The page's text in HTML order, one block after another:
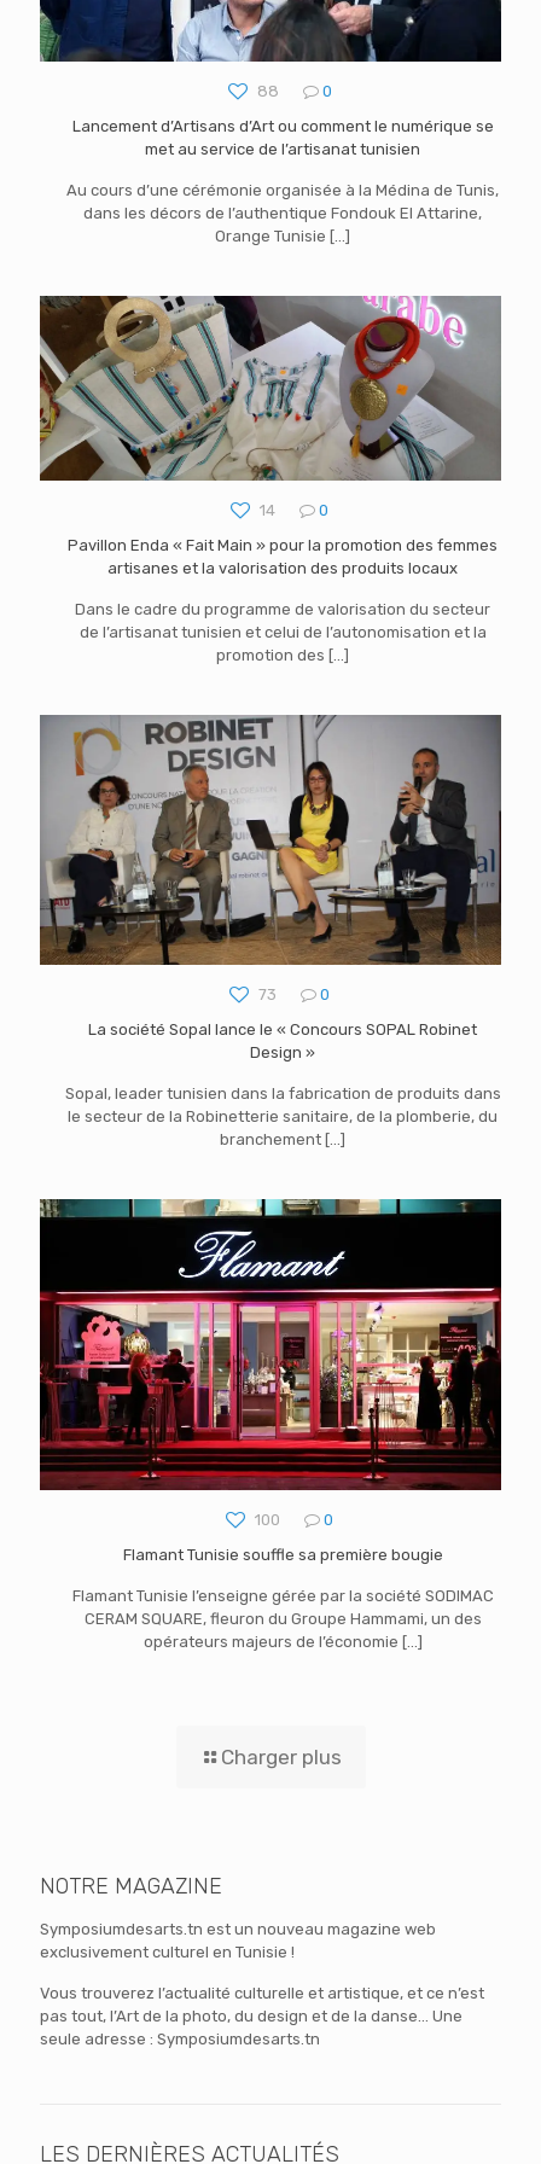
88
0
Lancement d’Artisans d’Art ou comment le numérique se
met au service de l’artisanat tunisien
Au cours d’une cérémonie organisée à la Médina de Tunis,
dans les décors de l’authentique Fondouk El Attarine,
Orange Tunisie […]
14
0
Pavillon Enda « Fait Main » pour la promotion des femmes
artisanes et la valorisation des produits locaux
Dans le cadre du programme de valorisation du secteur
de l’artisanat tunisien et celui de l’autonomisation et la
promotion des […]
73
0
La société Sopal lance le « Concours SOPAL Robinet
Design »
Sopal, leader tunisien dans la fabrication de produits dans
le secteur de la Robinetterie sanitaire, de la plomberie, du
branchement […]
100
0
Flamant Tunisie souffle sa première bougie
Flamant Tunisie l’enseigne gérée par la société SODIMAC
CERAM SQUARE, fleuron du Groupe Hammami, un des
opérateurs majeurs de l’économie […]
Charger plus
NOTRE MAGAZINE
Symposiumdesarts.tn est un nouveau magazine web
exclusivement culturel en Tunisie !
Vous trouverez l’actualité culturelle et artistique, et ce n’est
pas tout, l’Art de la photo, du design et de la danse… Une
seule adresse : Symposiumdesarts.tn
LES DERNIÈRES ACTUALITÉS